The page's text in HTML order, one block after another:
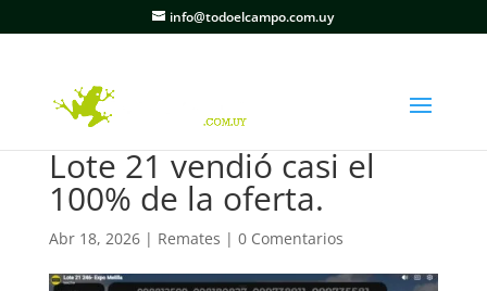
info@todoelcampo.com.uy
Lote 21 vendió casi el
100% de la oferta.
Abr 18, 2026| Remates | 0 Comentarios